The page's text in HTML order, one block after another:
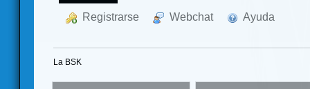
Registrarse Webchat Ayuda
La BSK